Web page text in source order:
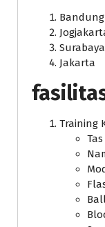
Bandung
Surabaya
Jakarta
Training
Tas